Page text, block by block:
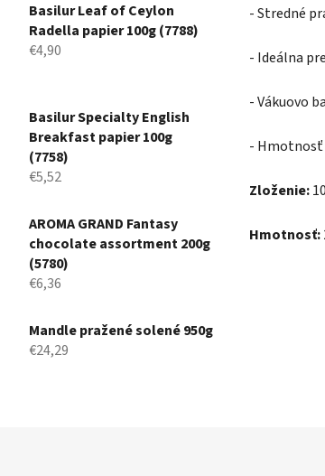
Basilur Leaf of Ceylon
Radella papier 100g (7788)
€4,90
Basilur Specialty English
Breakfast papier 100g
(7758)
€5,52
AROMA GRAND Fantasy
chocolate assortment 200g
(5780)
€6,36
Mandle pražené solené 950g
€24,29
- Stredné
- Ideálna
- Vákuovo
- Hmotnosť
Zloženie:
Hmotnosť: